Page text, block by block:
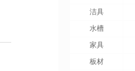
洁具
水槽
家具
板材